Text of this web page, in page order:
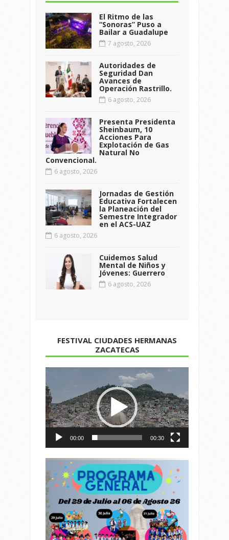
El Ritmo de las
“Sonoras” Puso a
Bailar a Guadalupe
7 agosto, 2026
Autoridades de
Seguridad Dan
Avances de
Operación Rastrillo.
6 agosto, 2026
Presenta Presidenta
Sheinbaum, 10
Acciones Para
Explotación de Gas
Natural No
Convencional.
6 agosto, 2026
Jornadas de Gestión
Educativa Fortalecen
la Planeación del
Semestre Integrador
en el ACS-UAZ
6 agosto, 2026
Cuidemos Salud
Mental de Niños y
Jóvenes: Guerrero
6 agosto, 2026
FESTIVAL CIUDADES HERMANAS
ZACATECAS
de
vídeo
00:00 00:30